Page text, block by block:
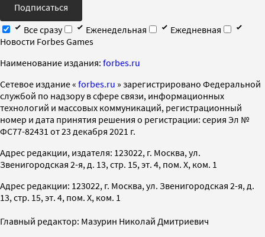
Подписаться
Все сразу
Еженедельная
Ежедневная
Новости Forbes Games
Наименование издания: forbes.ru
Cетевое издание « forbes.ru » зарегистрировано Федеральной
службой по надзору в сфере связи, информационных
технологий и массовых коммуникаций, регистрационный
номер и дата принятия решения о регистрации: серия Эл №
ФС77-82431 от 23 декабря 2021 г.
Адрес редакции, издателя: 123022, г. Москва, ул.
Звенигородская 2-я, д. 13, стр. 15, эт. 4, пом. X, ком. 1
Адрес редакции: 123022, г. Москва, ул. Звенигородская 2-я, д.
13, стр. 15, эт. 4, пом. X, ком. 1
Главный редактор: Мазурин Николай Дмитриевич